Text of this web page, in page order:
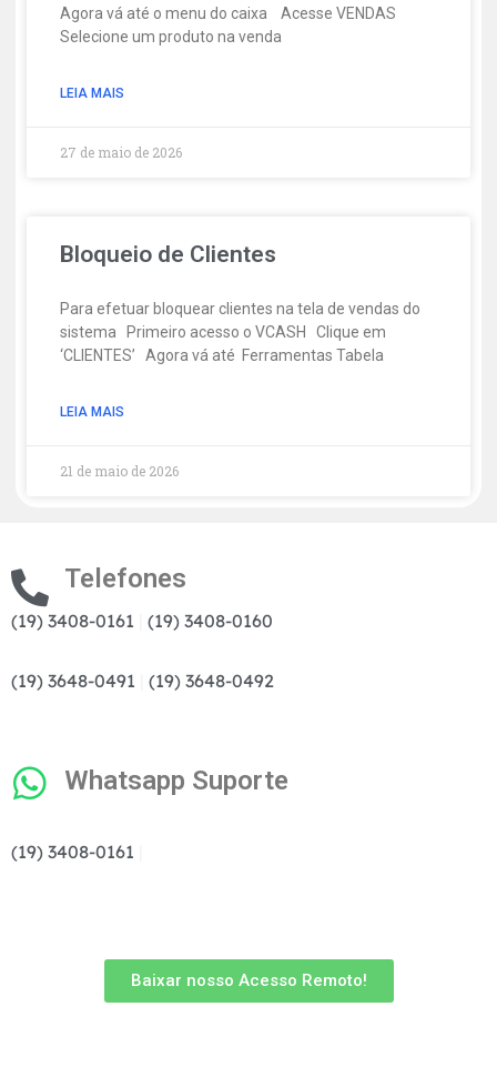
Agora vá até o menu do caixa Acesse VENDAS
Selecione um produto na venda
LEIA MAIS
27 de maio de 2026
Bloqueio de Clientes
Para efetuar bloquear clientes na tela de vendas do
sistema Primeiro acesso o VCASH Clique em
‘CLIENTES’ Agora vá até Ferramentas Tabela
LEIA MAIS
21 de maio de 2026
Telefones
(19) 3408-0161 (19) 3408-0160
(19) 3648-0491 (19) 3648-0492
Whatsapp Suporte
(19) 3408-0161
Baixar nosso Acesso Remoto!